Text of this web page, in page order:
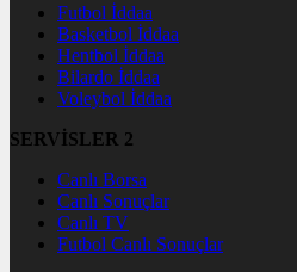
Futbol İddaa
Basketbol İddaa
Hentbol İddaa
Bilardo İddaa
Voleybol İddaa
SERVİSLER 2
Canlı Borsa
Canlı Sonuçlar
Canlı TV
Futbol Canlı Sonuçlar